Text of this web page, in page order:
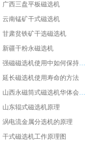
广西三盘平板磁选机
云南锰矿干式磁选机
甘肃贫铁矿干选磁选机
新疆干粉永磁选机
强磁磁选机使用中如何保持其顺畅运行
延长磁选机使用寿命的方法
山西永磁筒式磁选机华体会手机网页版-华体会(中国)
山东辊式磁选机原理
涡电流金属分选机的原理
干式磁选机工作原理图